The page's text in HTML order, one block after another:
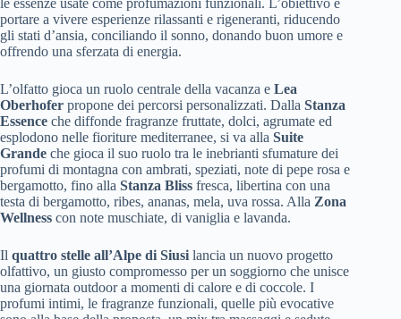
le essenze usate come profumazioni funzionali. L’obiettivo è
portare a vivere esperienze rilassanti e rigeneranti, riducendo
gli stati d’ansia, conciliando il sonno, donando buon umore e
offrendo una sferzata di energia.
L’olfatto gioca un ruolo centrale della vacanza e Lea
Oberhofer propone dei percorsi personalizzati. Dalla Stanza
Essence che diffonde fragranze fruttate, dolci, agrumate ed
esplodono nelle fioriture mediterranee, si va alla Suite
Grande che gioca il suo ruolo tra le inebrianti sfumature dei
profumi di montagna con ambrati, speziati, note di pepe rosa e
bergamotto, fino alla Stanza Bliss fresca, libertina con una
testa di bergamotto, ribes, ananas, mela, uva rossa. Alla Zona
Wellness con note muschiate, di vaniglia e lavanda.
Il quattro stelle all’Alpe di Siusi lancia un nuovo progetto
olfattivo, un giusto compromesso per un soggiorno che unisce
una giornata outdoor a momenti di calore e di coccole. I
profumi intimi, le fragranze funzionali, quelle più evocative